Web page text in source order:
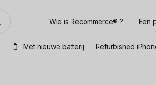
Wie is Recommerce® ? Een
Met nieuwe batterij Refurbished